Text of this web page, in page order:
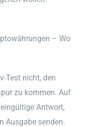
– Wo
Test nicht, den
zu kommen. Auf
Antwort,
Ausgabe senden.